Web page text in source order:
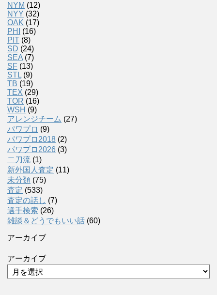
NYM (12)
NYY (32)
OAK (17)
PHI
(16)
PIT (8)
SD (24)
SEA (7)
SF (13)
STL (9)
TB (19)
TEX (29)
TOR (16)
WSH (9)
アレンジチーム (27)
パワプロ (9)
パワプロ2018 (2)
パワプロ2026 (3)
二刀流 (1)
新外国人査定 (11)
未分類 (75)
査定 (533)
査定の話し (7)
選手検索 (26)
雑談＆どうでもいい話 (60)
アーカイブ
アーカイブ